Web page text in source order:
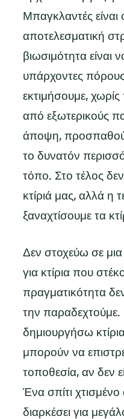
Μπαγκλαντές είναι
αποτελεσματική
βιωσιμότητα είναι
υπάρχοντες
εκτιμήσουμε,
από εξωτερικούς
άποψη,
το δυνατόν
τόπο. Στο τέλος
κτίριά μας, αλλά η
ξαναχτίσουμε τα
Δεν στοχεύω σε μια
για κτίρια που
πραγματικότητα
την
δημιουργήσω
μπορούν να
τοποθεσία, αν δεν
Ένα σπίτι
διαρκέσει για